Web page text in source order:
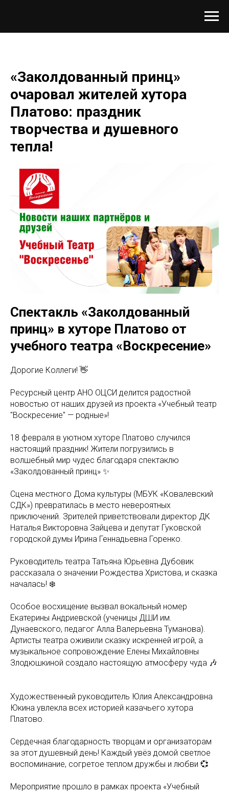
«Заколдованный принц»
очаровал жителей хутора
Платово: праздник
творчества и душевного
тепла!
Спектакль «Заколдованный
принц» в хуторе Платово от
учебного театра «Воскресение»
Дорогие Коллеги! 👋
Ресурсный центр АНО ОЦСИ делится радостной
новостью от наших друзей из проекта «Учебный театр
"Воскресение" — родные»!
18 февраля в уютном хуторе Платово случился
настоящий праздник! Жители погрузились в
волшебный мир чудес благодаря спектаклю
«Заколдованный принц» ✨
Сцена местного Дома культуры (МБУК «Ковалевский
СДК») превратилась в место невероятных
приключений. Зрителей приветствовали директор ДК
Наталья Викторовна Зайцева и депутат Гуковской
городской думы Ирина Геннадьевна Горенко.
Руководитель театра Татьяна Юрьевна Дубовик
рассказала о значении Рождества Христова, и сказка
началась! ❄️
Особое восхищение вызвал вокальный номер
Екатерины Андриевской (ученицы ДШИ им.
Дунаевского, педагог Алла Валерьевна Туманова).
Артисты театра оживили сказку искренней игрой, а
музыкальное сопровождение Елены Михайловны
Злодюшкиной создало настоящую атмосферу чуда 🎶
Художественный руководитель Юлия Александровна
Юкина увлекла всех историей казачьего хутора
Платово.
Сердечная благодарность творцам и организаторам
за этот душевный день! Каждый увёз домой светлое
воспоминание, согретое теплом дружбы и любви 💞
Мероприятие прошло в рамках проекта «Учебный